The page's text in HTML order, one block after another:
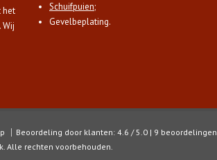
het
Schuifpuien;
Gevelbeplating.
Beoordeling door klanten: 4.6 / 5.0 | 9 beoordelingen
Alle rechten voorbehouden.